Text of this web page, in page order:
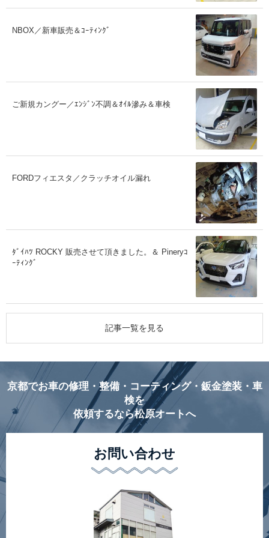
NBOX／新車販売＆ｺｰﾃｨﾝｸﾞ
ご新規カングー／ｴﾝｼﾞﾝ不調＆ｵｲﾙ滲み＆車検
FORDフィエスタ／クラッチオイル漏れ
ﾀﾞｲﾊﾂ ROCKY 販売させて頂きました。＆ Pineryｺ
ｰﾃｨﾝｸﾞ
記事一覧を見る
京都でお車の修理・整備・コーティング・鈑金塗装・車
検を
依頼するなら松原オートへ
お問い合わせ